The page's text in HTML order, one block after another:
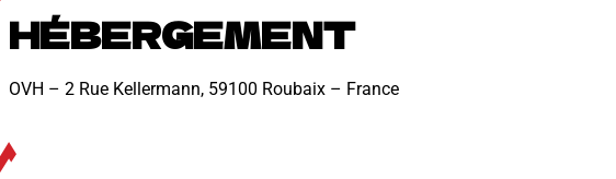
HÉBERGEMENT
OVH – 2 Rue Kellermann, 59100 Roubaix – France